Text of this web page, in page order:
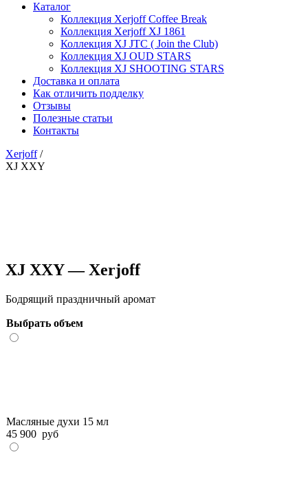
Каталог
Коллекция Xerjoff Coffee Break
Коллекция Xerjoff XJ 1861
Коллекция XJ JTC ( Join the Club)
Коллекция XJ OUD STARS
Коллекция XJ SHOOTING STARS
Доставка и оплата
Как отличить подделку
Отзывы
Полезные статьи
Контакты
Xerjoff /
XJ XXY
XJ XXY — Xerjoff
Бодрящий праздничный аромат
Выбрать объем
Масляные духи 15 мл
45 900 руб